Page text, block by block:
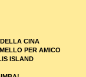
CINA
PER AMICO
ISLAND